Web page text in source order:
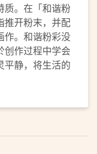
质。在「和谐粉
推开粉末，并配
作。和谐粉彩没
创作过程中学会
平静，将生活的